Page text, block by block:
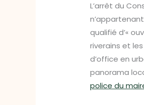
L’arrêt du
qualifié d’«
riverains et
d’office en
panorama
police du